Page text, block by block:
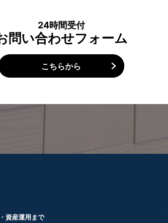
24時間受付
問い合わせフォーム
こちらから
資産運用まで